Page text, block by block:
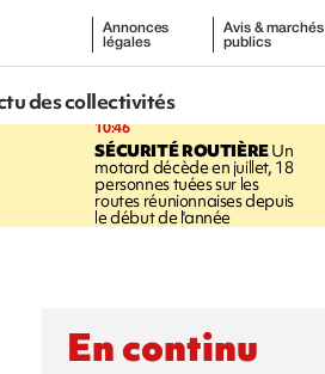
Annonces
légales
Avis & marchés
publics
des collectivités
10:46
SÉCURITÉ ROUTIÈREUn
motard décède en juillet, 18
personnes tuées sur les
routes réunionnaises depuis
le début de l'année
En continu